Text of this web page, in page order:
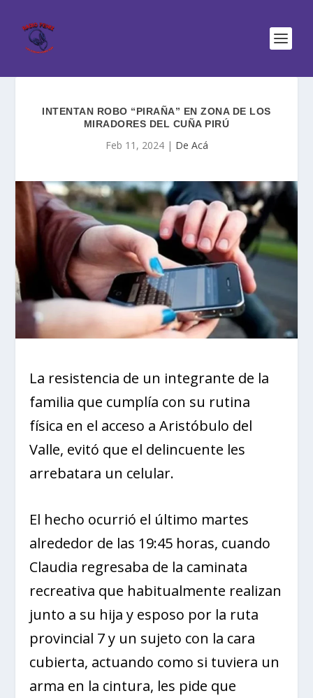
INTENTAN ROBO “PIRAÑA” EN ZONA DE LOS
MIRADORES DEL CUÑA PIRÚ
Feb 11, 2024| De Acá
La resistencia de un integrante de la
familia que cumplía con su rutina
física en el acceso a Aristóbulo del
Valle, evitó que el delincuente les
arrebatara un celular.
El hecho ocurrió el último martes
alrededor de las 19:45 horas, cuando
Claudia regresaba de la caminata
recreativa que habitualmente realizan
junto a su hija y esposo por la ruta
provincial 7 y un sujeto con la cara
cubierta, actuando como si tuviera un
arma en la cintura, les pide que